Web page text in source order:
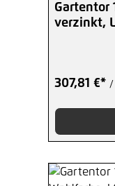
Gartentor
verzinkt,
307,81 €* /